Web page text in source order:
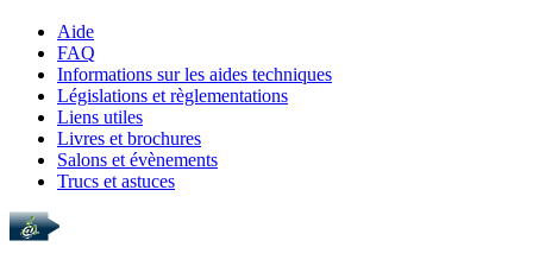
Aide
FAQ
Informations sur les aides techniques
Législations et règlementations
Liens utiles
Livres et brochures
Salons et évènements
Trucs et astuces